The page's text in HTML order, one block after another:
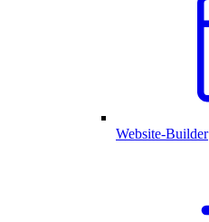
Website-Builder